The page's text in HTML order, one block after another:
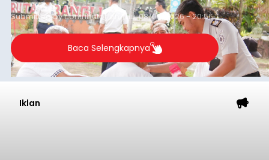
Submitted bycontributor Thu, 08/06/2026 - 20:56
Baca Selengkapnya
Iklan